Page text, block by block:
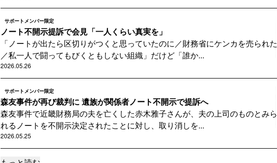
サポートメンバー限定
ノート不開示提訴で会見「一人くらい真実を」
「ノートが出たら区切りがつくと思っていたのに／財務省にケンカを売られた
／私一人で闘ってもびくともしない組織」だけど「誰か...
2026.05.26
サポートメンバー限定
森友事件が再び裁判に 遺族が関係者ノート不開示で提訴へ
森友事件で近畿財務局の夫を亡くした赤木雅子さんが、夫の上司のものとみら
れるノートを不開示決定されたことに対し、取り消しを...
2026.05.25
サポートメンバー限定